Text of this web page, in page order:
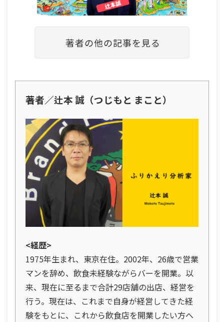
著者の他の記事を見る
著者／辻本 誠（つじもと まこと）
<経歴>
1975年生まれ、東京在住。2002年、26歳で営業
マンを辞め、飲食未経験ながらバーを開業。以
来、現在に至るまで合計29店舗の出店、経営を
行う。現在は、これまで自身が経営してきた経
験をもとに、これから飲食店を開業したい方へ